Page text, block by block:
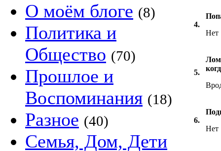
О моём блоге (8)
Политика и
Общество (70)
Прошлое и
Воспоминания (18)
Разное (40)
Семья, Дом, Дети
4.
Нет
5.
6.
Нет